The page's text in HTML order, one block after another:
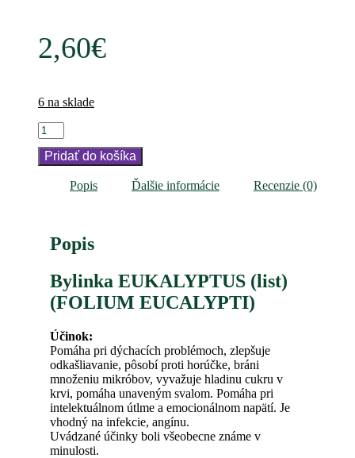
2,60€
6 na sklade
Pridať do košíka
Popis Ďalšie informácie Recenzie (0)
Popis
Bylinka EUKALYPTUS (list)
(FOLIUM EUCALYPTI)
Účinok:
Pomáha pri dýchacích problémoch, zlepšuje
odkašliavanie, pôsobí proti horúčke, bráni
množeniu mikróbov, vyvažuje hladinu cukru v
krvi, pomáha unaveným svalom. Pomáha pri
intelektuálnom útlme a emocionálnom napätí. Je
vhodný na infekcie, angínu.
Uvádzané účinky boli všeobecne známe v
minulosti.